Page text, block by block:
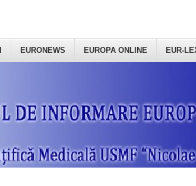
EURONEWS EUROPA ONLINE EUR-